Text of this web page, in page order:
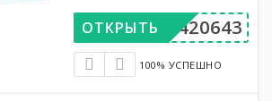
AA420643
ОТКРЫТЬ
100% УСПЕШНО